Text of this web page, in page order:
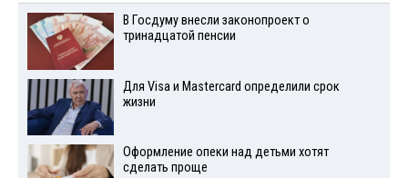
В Госдуму внесли законопроект о
тринадцатой пенсии
Для Visа и Mastercard определили срок
жизни
Оформление опеки над детьми хотят
сделать проще